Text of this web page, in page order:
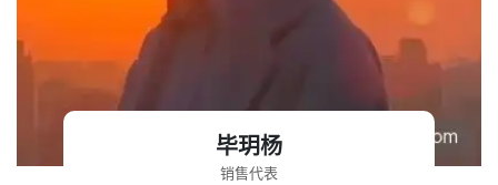
毕玥杨
销售代表